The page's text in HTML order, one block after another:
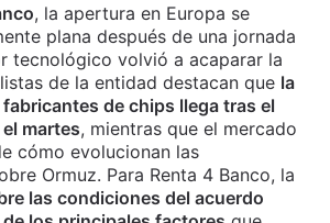
, la apertura en Europa se
plana después de una jornada
tecnológico volvió a acaparar la
de la entidad destacan que la
de chips llega tras el
martes, mientras que el mercado
cómo evolucionan las
Ormuz. Para Renta 4 Banco, la
las condiciones del acuerdo